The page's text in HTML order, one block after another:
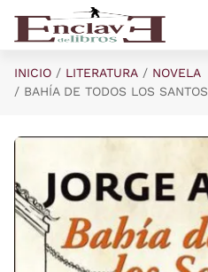
Saltar al contenido principal
INICIO LITERATURA
NOVELA
BAHÍA DE TODOS LOS SANTOS